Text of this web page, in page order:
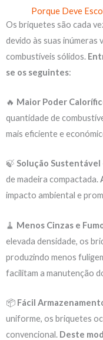
Porque Deve
Os briquetes são cada
devido às suas inúmeras
combustíveis sólidos.
se os seguintes:
🔥 Maior Poder
quantidade de
mais eficiente e
🍃 Solução Sustentável
de madeira compactada.
impacto ambiental e
🧹 Menos Cinzas e
elevada densidade, os
produzindo menos
facilitam a manutenção
📦 Fácil
uniforme, os briquetes
convencional. Deste